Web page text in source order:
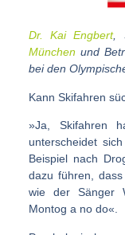
Dr. Kai Engbert,
München und
bei den
Kann Skifahren
»Ja, Skifahren
unterscheidet
Beispiel nach
dazu führen,
wie der Sänger
Montog a no do«.